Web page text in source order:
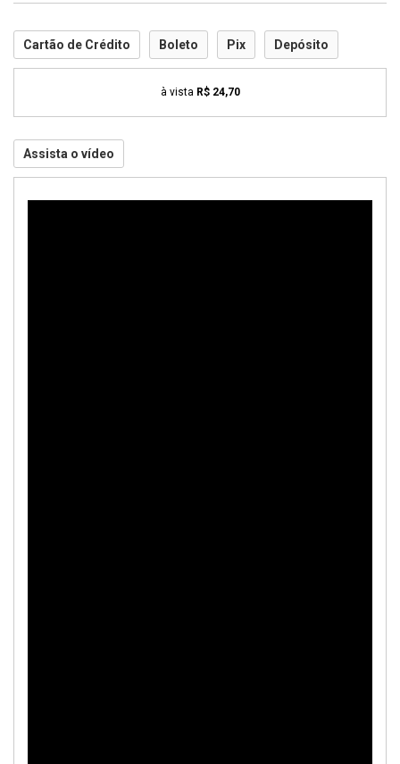
Cartão de Crédito Boleto Pix Depósito
à vista R$ 24,70
Assista o vídeo